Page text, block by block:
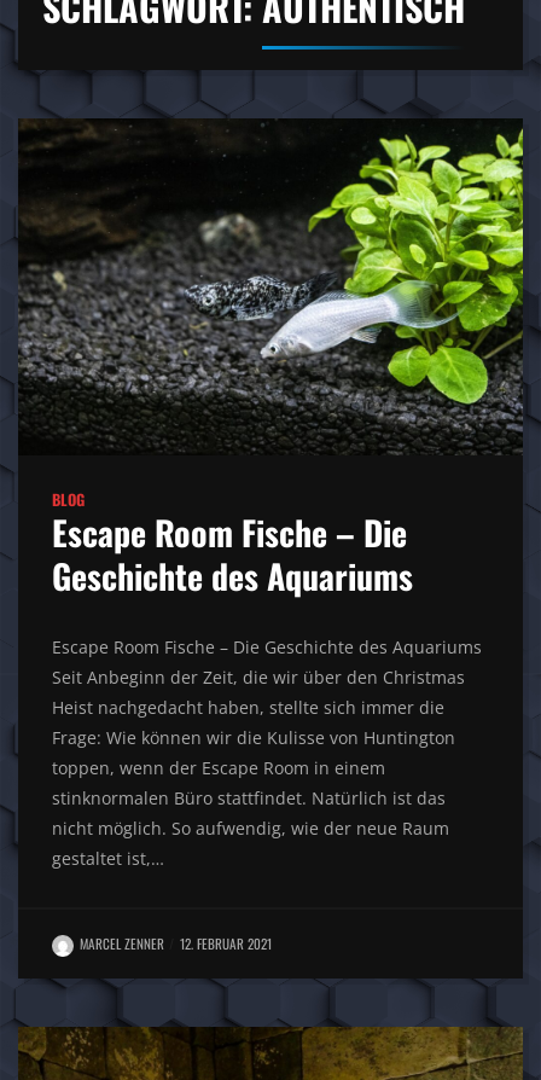
BLOG
Escape Room Fische – Die
Geschichte des Aquariums
Escape Room Fische – Die Geschichte des Aquariums
Seit Anbeginn der Zeit, die wir über den Christmas
Heist nachgedacht haben, stellte sich immer die
Frage: Wie können wir die Kulisse von Huntington
toppen, wenn der Escape Room in einem
stinknormalen Büro stattfindet. Natürlich ist das
nicht möglich. So aufwendig, wie der neue Raum
gestaltet ist,…
MARCEL ZENNER 12. FEBRUAR 2021